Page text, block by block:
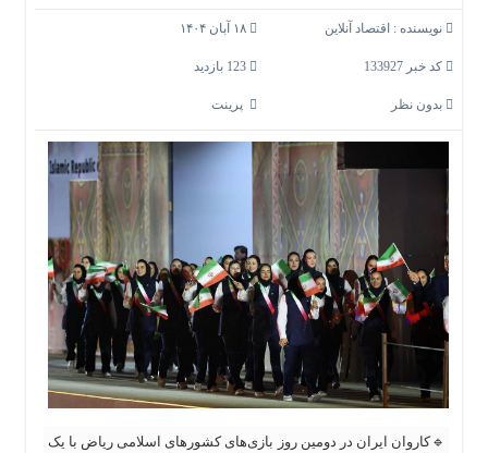
نویسنده : اقتصاد آنلاین ۱۸ آبان ۱۴۰۴
کد خبر 133927 123 بازدید
بدون نظر پرینت
🔹کاروان ایران در دومین روز بازی‌های کشور‌های اسلامی ریاض با یک